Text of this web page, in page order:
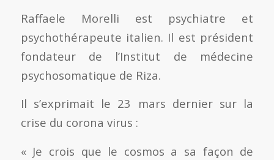
Raffaele Morelli est psychiatre et
psychothérapeute italien. Il est président
fondateur de l’Institut de médecine
psychosomatique de Riza.
Il s’exprimait le 23 mars dernier sur la
crise du corona virus :
« Je crois que le cosmos a sa façon de